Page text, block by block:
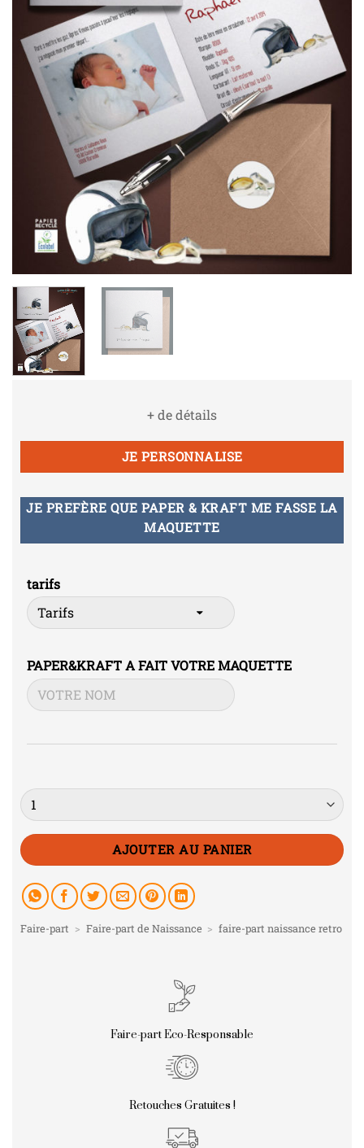
+ de détails
JE PERSONNALISE
JE PREFÈRE QUE PAPER & KRAFT ME FASSE LA
MAQUETTE
tarifs
PAPER&KRAFT A FAIT VOTRE MAQUETTE
Quantité
AJOUTER AU PANIER
Faire-part > Faire-part de Naissance > faire-part naissance retro
Faire-part Eco-Responsable
Retouches Gratuites !